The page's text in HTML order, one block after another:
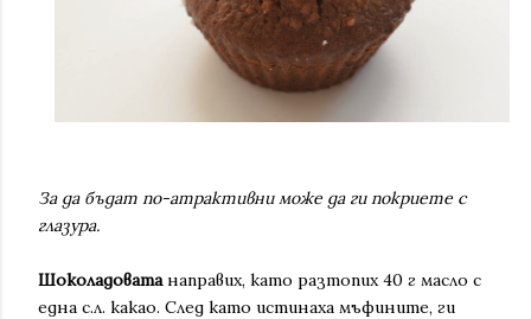
За да бъдат по-атрактивни може да ги покриете с
глазура.
Шоколадовата направих, като разтопих 40 г масло с
една с.л. какао. След като истинаха мъфините, ги